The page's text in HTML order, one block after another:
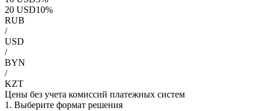
20 USD10%
RUB
/
USD
/
BYN
/
KZT
Цены без учета комиссий платежных систем
1. Выберите формат решения